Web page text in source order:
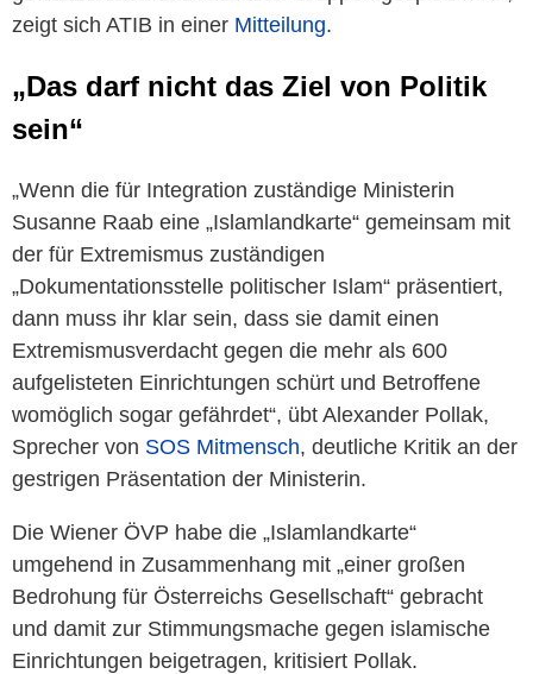
zeigt sich ATIB in einer Mitteilung.
„Das darf nicht das Ziel von Politik
sein“
„Wenn die für Integration zuständige Ministerin
Susanne Raab eine „Islamlandkarte“ gemeinsam mit
der für Extremismus zuständigen
„Dokumentationsstelle politischer Islam“ präsentiert,
dann muss ihr klar sein, dass sie damit einen
Extremismusverdacht gegen die mehr als 600
aufgelisteten Einrichtungen schürt und Betroffene
womöglich sogar gefährdet“, übt Alexander Pollak,
Sprecher von SOS Mitmensch, deutliche Kritik an der
gestrigen Präsentation der Ministerin.
Die Wiener ÖVP habe die „Islamlandkarte“
umgehend in Zusammenhang mit „einer großen
Bedrohung für Österreichs Gesellschaft“ gebracht
und damit zur Stimmungsmache gegen islamische
Einrichtungen beigetragen, kritisiert Pollak.